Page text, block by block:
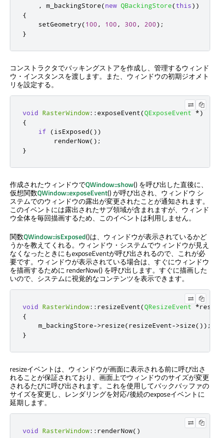
,
m_backingStore(new QBackingStore(this))
{
    setGeometry
(100 , 100 , 300 , 200);
}
コンストラクタでバッキングストアを作成し、管理するウィンド
ウ・インスタンスを渡します。また、ウィンドウの初期ジオメト
リを設定する。
void RasterWindow::exposeEvent(QExposeEvent *)
{
if
(isExposed())
        renderNow
();
}
作成されたウィンドウでQWindow::show() を呼び出した直後に、
仮想関数QWindow::exposeEvent() が呼び出され、ウィンドウ シ
ステムでのウィンドウの露出が変更されたことが通知されます。
このイベントには露出されたサブ領域が含まれますが、ウィンド
ウ全体を毎回描画するため、このイベントは利用しません。
関数QWindow::isExposed()は、ウィンドウが表示されているかど
うかを教えてくれる。ウィンドウ・システムでウィンドウが見え
なくなったときにもexposeEventが呼び出されるので、これが必
要です。ウィンドウが表示されている場合は、すぐにウィンドウ
を描画するために renderNow() を呼び出します。すぐに描画した
いので、システムに視覚的なコンテンツを表示できます。
void RasterWindow:: resizeEvent(QResizeEvent *
{
    m_backingStore
->resize(resizeEvent->size());
}
resizeイベントは、ウィンドウが画面に表示される前に呼び出さ
れることが保証されており、画面上でウィンドウのサイズが変更
されるたびに呼び出されます。これを使用してバックバッファの
サイズを変更し、レンダリングを対応/後続のexposeイベントに
延期します。
void RasterWindow:: renderNow()